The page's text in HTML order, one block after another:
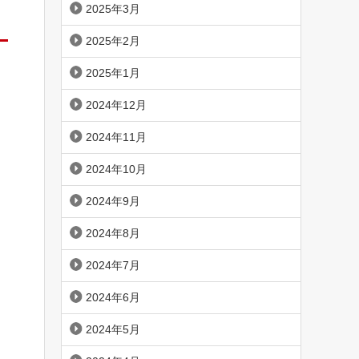
2025年3月
2025年2月
2025年1月
2024年12月
2024年11月
2024年10月
2024年9月
2024年8月
2024年7月
2024年6月
2024年5月